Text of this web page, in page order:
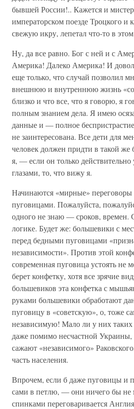
бывшей России!.. Кажется и
императорском поезде Троцкого
свежую икру, лепетал что-то в
Ну, да все равно. Бог с ней и с
Америка! Далеко Америка! И
еще только, что случай позволил
внешнюю и внутреннюю жизнь
близко и что все, что я говорю, я
полным знанием дела. Я имею
данные и — полное
не заинтересована. Все дети для
человек должен придти в такой же
я, — если он только
глазами, то, что вижу я.
Начинаются «мирные»
пуговицами. Пожалуйста,
одного не знаю — сроков, времен.
логике. Будет же: большевики с
перед бедными пуговицами
независимости». Против этой
современная пуговица устоять
берет конфетку, хотя все зрячие
большевиков эта конфетка с
руками большевики обработают
пуговицу в «советскую», о, тоже
независимую! Мало ли у них таких
даже помимо несчастной Украины,
сажают «независимого»
часть населения.
Впрочем, если б даже пуговицы и
сами в петлю, — они ничего бы не
спинками переговаривается